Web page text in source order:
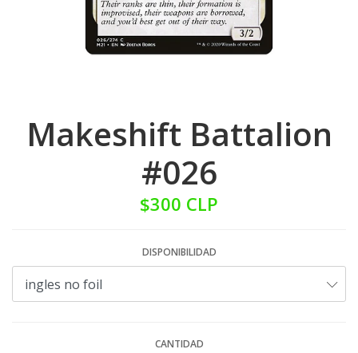
Makeshift Battalion
#026
$300 CLP
DISPONIBILIDAD
CANTIDAD